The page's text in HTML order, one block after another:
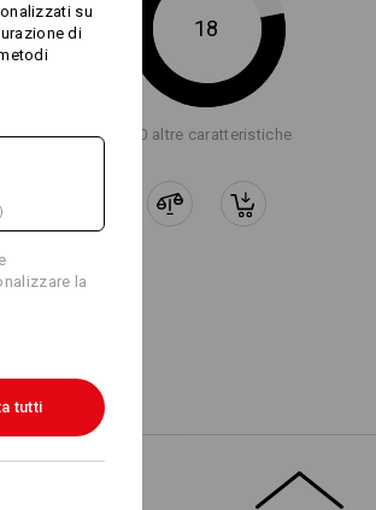
Logoservice
18
+10 altre caratteristiche
su
di
la
tutti